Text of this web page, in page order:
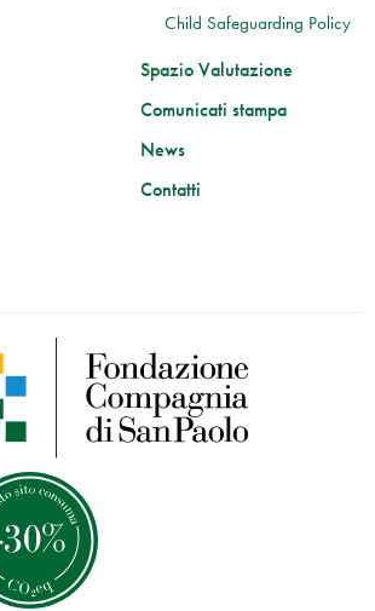
Child Safeguarding Policy
Spazio Valutazione
Comunicati stampa
News
Contatti